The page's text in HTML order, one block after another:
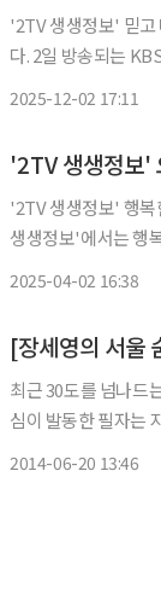
'2TV 생생정보' 믿고
다. 2일 방송되는 KBS2 '2TV 생생정보'는 믿고 떠나는 스타의 고장 코너를 통해 논산을 찾아
2025-12-02 17:11
'2TV 생생정보' 행복한 효행
생생정보'에서는 행
2025-04-02 16:38
최근 30도를 넘나드
심이 발동한 필자는
2014-06-20 13:46